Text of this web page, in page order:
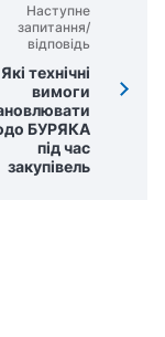
Наступне
запитання/
відповідь
Які технічні
вимоги
БУРЯКА
під час
закупівель